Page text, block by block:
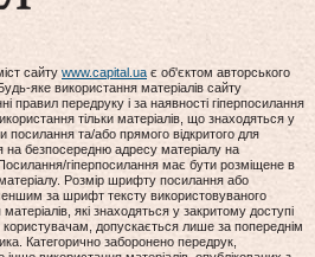
сайту www.capital.ua є об'єктом авторського
яке використання матеріалів сайту
правил передруку і за наявності гіперпосилання
тільки матеріалів, що знаходяться у
посилання та/або прямого відкритого для
на безпосередню адресу матеріалу на
гіперпосилання має бути розміщене в
Розмір шрифту посилання або
за шрифт тексту використовуваного
які знаходяться у закритому доступі
допускається лише за попереднім
Категорично заборонено передрук,